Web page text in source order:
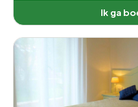
Ik ga